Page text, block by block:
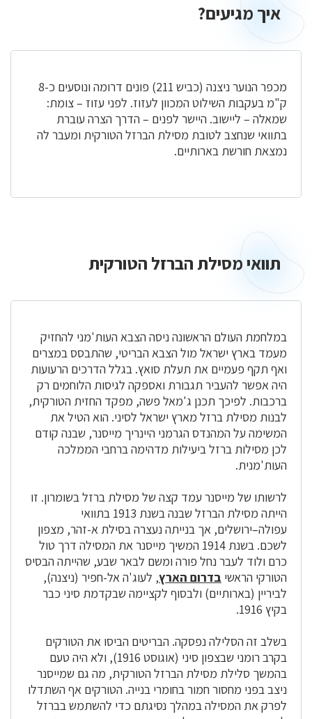
איך מגיעים?
מכפר הנוער ניצנה (כביש 211) פונים דרומה ונוסעים כ-8
ק"מ בעקבות השילוט המכוון לעזוז. לפני עזוז – צומת:
שמאלה – ליישוב. היישר לפנים – הדרך הצרה עוברת
בתוואי שנחצב לטובת מסילת הברזל הטורקית ומעבר לה
נמצאת חורשת בארותיים.
תוואיתוואי מסילת הברזל הטורקית
במלחמת העולם הראשונה ניסה הצבא העות'מני להחזיק
מעמד בארץ ישראל מול הצבא הבריטי, שהתבסס במצרים
ואף תקף פעמיים את תעלת סואץ. בגלל הדרכים הרעועות
היה אפשר להעביר תגבורת ואספקה לגיסות הלוחמים רק
ברכבות. לפיכך תכנן ג'מאל פשה, מפקד החזית הטורקית,
לבנות מסילת ברזל מארץ ישראל לסיני. הוא הטיל את
המשימה על המהנדס הגרמני היינריך מייסנר, שבנה קודם
לכן מסילות ברזל ביעילות מדהימה ברחבי הממלכה
העות'מנית.
לרשותו של מייסנר עמד קצה של מסילת ברזל בשומרון. זו
הייתה מסילת הברזל שבנה בשנת 1913 בתוואי
עפולה–ירושלים, אך בנייתה נעצרה בסילת א-זהר, מצפון
לשכם. בשנת 1914 המשיך מייסנר את המסילה דרך טול
כרם ולוד לעבר נחל פורה ומשם לבאר שבע, שהייתה הבסיס
הטורקי הראשי בדרום הארץ, לעוג'ה אל-חפיר (ניצנה),
לביריין (בארותיים) ולבסוף לקציימה שבקדמת סיני כבר
בקיץ 1916.
בשלב זה הסלילה נפסקה. הבריטים הביסו את הטורקים
בקרב רומני שבצפון סיני (אוגוסט 1916), ולא היה טעם
בהמשך סלילת מסילת הברזל הטורקית, מה גם שמייסנר
ניצב בפני מחסור חמור בחומרי בנייה. הטורקים אף השתדלו
לפרק את המסילה במהלך נסיגתם כדי להשתמש בברזל